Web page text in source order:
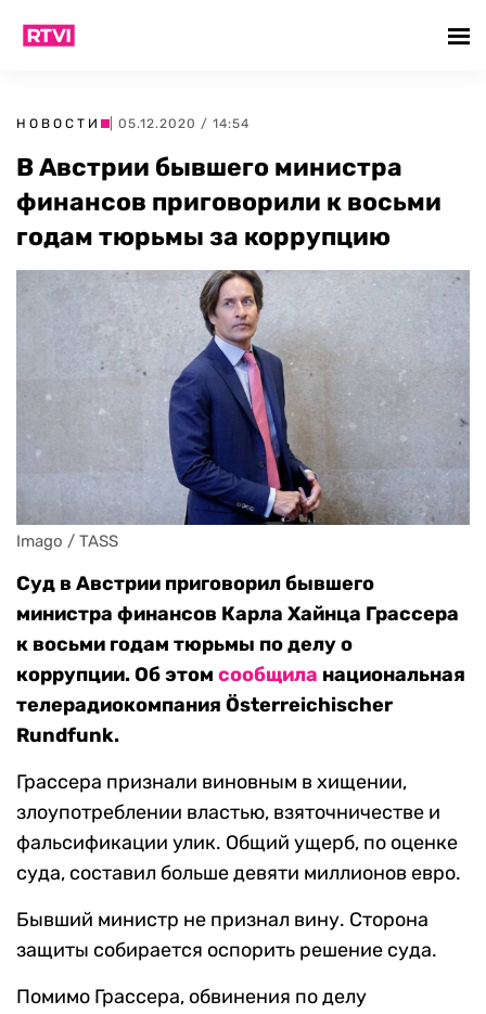
НОВОСТИ | 05.12.2020 / 14:54
В Австрии бывшего министра
финансов приговорили к восьми
годам тюрьмы за коррупцию
Imago / TASS
Суд в Австрии приговорил бывшего
министра финансов Карла Хайнца Грассера
к восьми годам тюрьмы по делу о
коррупции. Об этом сообщила национальная
телерадиокомпания Österreichischer
Rundfunk.
Грассера признали виновным в хищении,
злоупотреблении властью, взяточничестве и
фальсификации улик. Общий ущерб, по оценке
суда, составил больше девяти миллионов евро.
Бывший министр не признал вину. Сторона
защиты собирается оспорить решение суда.
Помимо Грассера, обвинения по делу